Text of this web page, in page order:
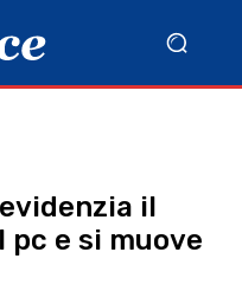
il
pc e si muove